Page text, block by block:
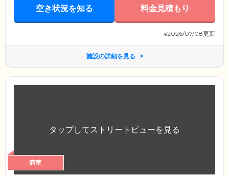
空き状況を知る 料金見積もり
※2026/07/08更新
施設の詳細を見る
満室